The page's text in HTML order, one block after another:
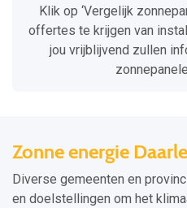
Klik op ‘Vergelijk
offertes te krijgen van
jou vrijblijvend zullen
Zonne energie
Diverse gemeenten en
en doelstellingen om het